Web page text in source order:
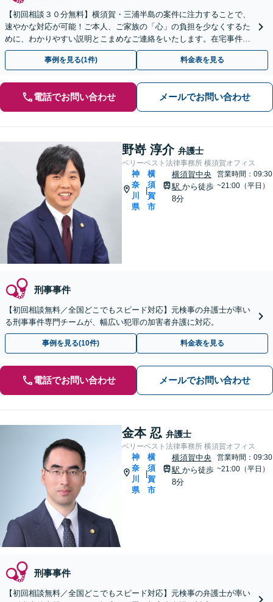
【初回相談３０分無料】横須賀・三浦半島の案件に注力することで、
速やかな対応が可能！ご本人、ご家族の「心」の負担を少なくするた
めに、わかりやすい説明とこまめなご連絡をいたします。在宅事件で
も「油断禁物」です【横須賀中央駅6分】
事例を見る(1件) 料金表を見る
電話でお問い合わせ メールでお問い合わせ
野嵜 淳介 弁護士
ベリーベスト法律事務所 横須賀オフィス
神
奈
川
県
|
横
須
賀
市
横須賀中央
駅 から徒歩
8分
営業時間：09:30
~21:00（平日）
刑事事件
【初回相談無料／全国どこでもスピード対応】元検事の弁護士が率い
る刑事事件専門チームが、幅広い犯罪の加害者弁護に対応。
事例を見る(10件) 料金表を見る
電話でお問い合わせ メールでお問い合わせ
金本 忍 弁護士
ベリーベスト法律事務所 横須賀オフィス
神
奈
川
県
|
横
須
賀
市
横須賀中央
駅 から徒歩
8分
営業時間：09:30
~21:00（平日）
刑事事件
【初回相談無料／全国どこでもスピード対応】元検事の弁護士が率い